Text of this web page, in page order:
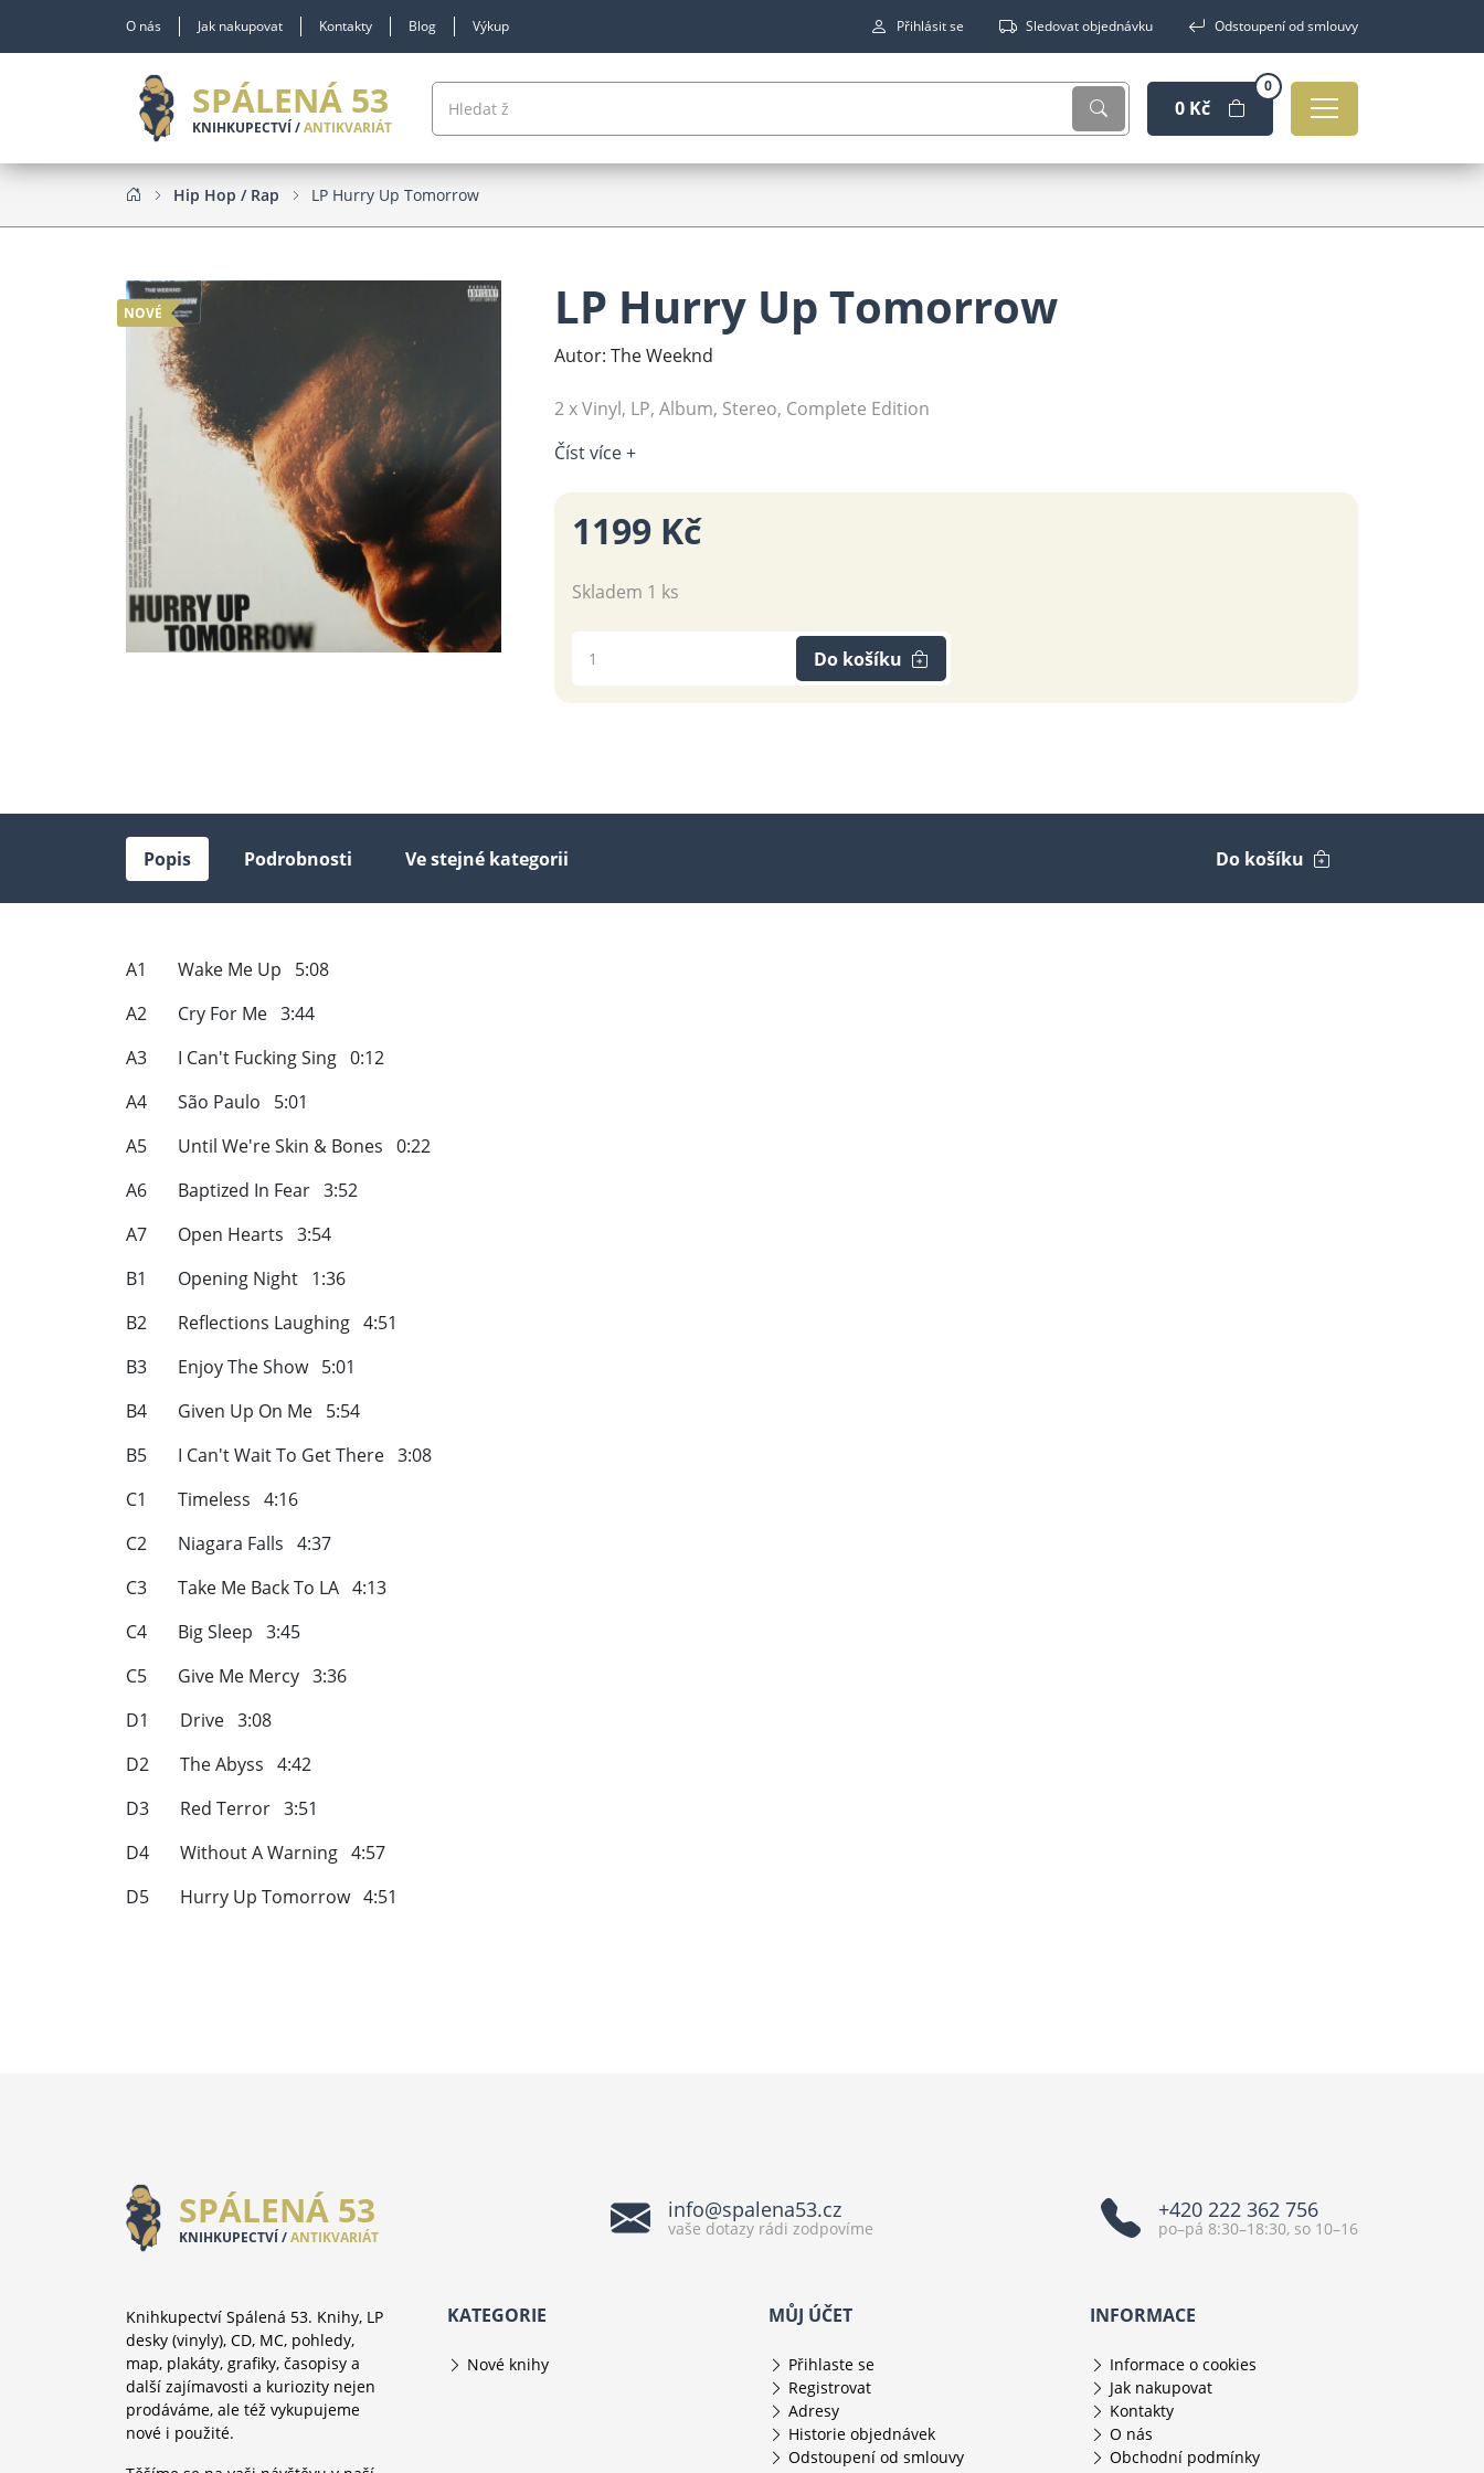
O nás Jak nakupovat Kontakty Blog Výkup Přihlásit se Sledovat objednávku Odstoupení od smlouvy
SPÁLENÁ 53
KNIHKUPECTVÍ /ANTIKVARIÁT
0 Kč
0
Hip Hop / Rap LP Hurry Up Tomorrow
NOVÉ LP Hurry Up Tomorrow
Autor: The Weeknd
2 x Vinyl, LP, Album, Stereo, Complete Edition
Číst více +
1199 Kč
Skladem 1 ks
Do košíku
Popis Podrobnosti Ve stejné kategorii Do košíku
A1 Wake Me Up 5:08
A2 Cry For Me 3:44
A3 I Can't Fucking Sing 0:12
A4 São Paulo 5:01
A5 Until We're Skin & Bones 0:22
A6 Baptized In Fear 3:52
A7 Open Hearts 3:54
B1 Opening Night 1:36
B2 Reflections Laughing 4:51
B3 Enjoy The Show 5:01
B4 Given Up On Me 5:54
B5 I Can't Wait To Get There 3:08
C1 Timeless 4:16
C2 Niagara Falls 4:37
C3 Take Me Back To LA 4:13
C4 Big Sleep 3:45
C5 Give Me Mercy 3:36
D1 Drive 3:08
D2 The Abyss 4:42
D3 Red Terror 3:51
D4 Without A Warning 4:57
D5 Hurry Up Tomorrow 4:51
SPÁLENÁ 53
KNIHKUPECTVÍ /ANTIKVARIÁT
info@spalena53.cz
vaše dotazy rádi zodpovíme
+420 222 362 756
po–pá 8:30–18:30, so 10–16
Knihkupectví Spálená 53. Knihy, LP
desky (vinyly), CD, MC, pohledy,
map, plakáty, grafiky, časopisy a
další zajímavosti a kuriozity nejen
prodáváme, ale též vykupujeme
nové i použité.
KATEGORIE
Nové knihy
MŮJ ÚČET
Přihlaste se
Registrovat
Adresy
Historie objednávek
Odstoupení od smlouvy
INFORMACE
Informace o cookies
Jak nakupovat
Kontakty
O nás
Obchodní podmínky